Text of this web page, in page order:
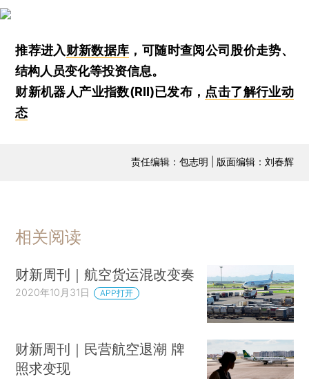
推荐进入财新数据库 ，可随时查阅公司股价走势、
结构人员变化等投资信息。
财新机器人产业指数(RII)已发布， 点击了解行业动
态
责任编辑：包志明 | 版面编辑：刘春辉
相关阅读
财新周刊｜航空货运混改变奏
2020年10月31日 APP打开
财新周刊｜民营航空退潮 牌
照求变现